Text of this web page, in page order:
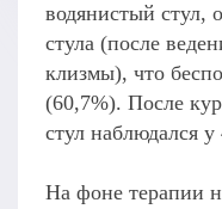
водянистый стул,
стула (после
клизмы), что
(60,7%). После
стул наблюдался
На фоне терапии